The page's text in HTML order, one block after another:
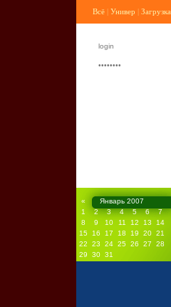
Всё | Универ | Загрузка
«
Январь 2007
1
2 3 4 5 6
7
8
9 10 11 12 13
14
15
16 17 18 19 20 21
22
23 24 25 26 27
28
29
30 31